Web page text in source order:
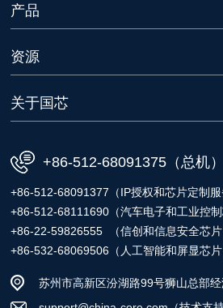
产品
资源
关于国芯
+86-512-68091375（总机）
+86-512-68091377（IP授权和芯片定制服
+86-512-68111690（汽车电子和工业控制
+86-22-59826555 （信创和信息安全芯片
+86-532-68069506（人工智能和屏显芯片
苏州市高新区汾湖路99号狮山总部